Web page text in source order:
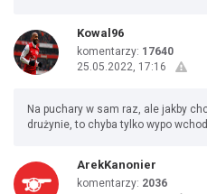
Kowal96
komentarzy: 17640
25.05.2022, 17:16
Na puchary w sam raz, ale jakby
drużynie, to chyba tylko wypo
ArekKanonier
komentarzy: 2036